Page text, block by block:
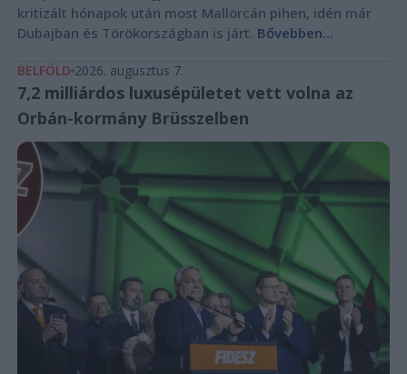
kritizált hónapok után most Mallorcán pihen, idén már
Dubajban és Törökországban is járt. Bővebben...
BELFÖLD 2026. augusztus 7.
7,2 milliárdos luxusépületet vett volna az
Orbán-kormány Brüsszelben